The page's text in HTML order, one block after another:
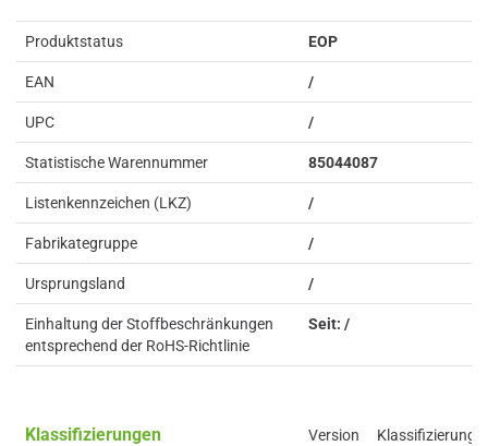
Produktstatus EOP
EAN /
UPC /
Statistische Warennummer 85044087
Listenkennzeichen (LKZ) /
Fabrikategruppe /
Ursprungsland /
Einhaltung der Stoffbeschränkungen
entsprechend der RoHS-Richtlinie
Seit: /
Klassifizierungen Version Klassifizierung